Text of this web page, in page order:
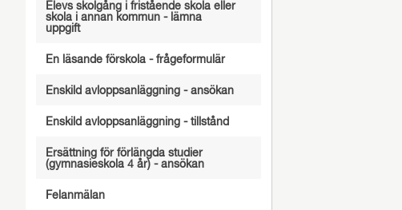
Elevs skolgång i fristående skola eller
skola i annan kommun - lämna
uppgift
En läsande förskola - frågeformulär
Enskild avloppsanläggning - ansökan
Enskild avloppsanläggning - tillstånd
Ersättning för förlängda studier
(gymnasieskola 4 år) - ansökan
Felanmälan